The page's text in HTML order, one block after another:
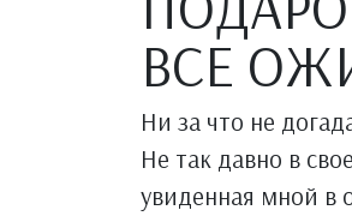
ВСЕ
Ни за что не
Не так давно в
увиденная мной в